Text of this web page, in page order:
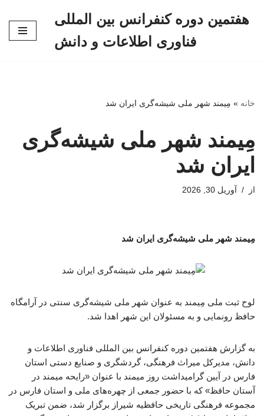
هفتمین دوره کنفرانس بین المللی
فناوری اطلاعات و دانش
خانه » مِیمند شهر ملی شیشه‌گری ایران شد
مِیمند شهر ملی شیشه‌گری
ایران شد
از آوریل 30, 2026
مِیمند شهر ملی شیشه‌گری ایران شد
لوح ثبت ملی مِیمند به عنوان شهر ملی شیشه‌گری سنتی در آرامگاه
حافظ رونمایی و به مسئولان این شهر اهدا شد.
به گزارش هفتمین دوره کنفرانس بین المللی فناوری اطلاعات و
دانش، مدیرکل میراث فرهنگی، گردشگری و صنایع دستی استان
فارس در آیین گرامیداشت روز میمند با عنوان «رایحه میمند در
آستان حافظ» که با حضور جمعی از چهره‌های ملی و استان فارس در
مجموعه فرهنگی تاریخی حافظیه شیراز برگزار شد، ضمن تبریک